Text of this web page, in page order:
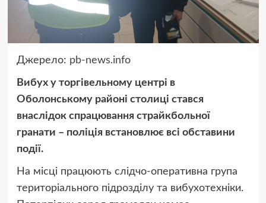
Джерело: pb-news.info
Вибух у торгівельному центрі в
Оболонському районі столиці стався
внаслідок спрацювання страйкбольної
гранати – поліція встановлює всі обставини
події.
На місці працюють слідчо-оперативна група
територіального підрозділу та вибухотехніки.